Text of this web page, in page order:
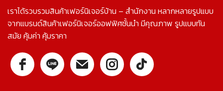
เราได้รวบรวมสินค้าเฟอร์นิเจอร์บ้าน – สำนักงาน หลากหลายรูปแบบ
จากแบรนด์สินค้าเฟอร์นิเจอร์ออฟฟิศชั้นนำ มีคุณภาพ รูปแบบทัน
สมัย คุ้มค่า คุ้มราคา